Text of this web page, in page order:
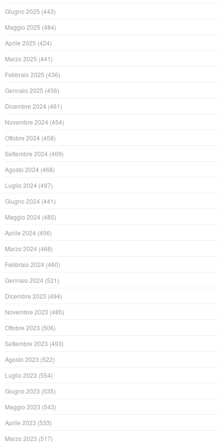
Giugno 2025 (443)
Maggio 2025 (484)
Aprile 2025 (424)
Marzo 2025 (441)
Febbraio 2025 (436)
Gennaio 2025 (456)
Dicembre 2024 (461)
Novembre 2024 (454)
Ottobre 2024 (458)
Settembre 2024 (469)
Agosto 2024 (468)
Luglio 2024 (497)
Giugno 2024 (441)
Maggio 2024 (485)
Aprile 2024 (456)
Marzo 2024 (468)
Febbraio 2024 (460)
Gennaio 2024 (521)
Dicembre 2023 (494)
Novembre 2023 (485)
Ottobre 2023 (506)
Settembre 2023 (493)
Agosto 2023 (522)
Luglio 2023 (554)
Giugno 2023 (535)
Maggio 2023 (543)
Aprile 2023 (533)
Marzo 2023 (517)